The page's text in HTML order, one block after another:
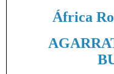
África